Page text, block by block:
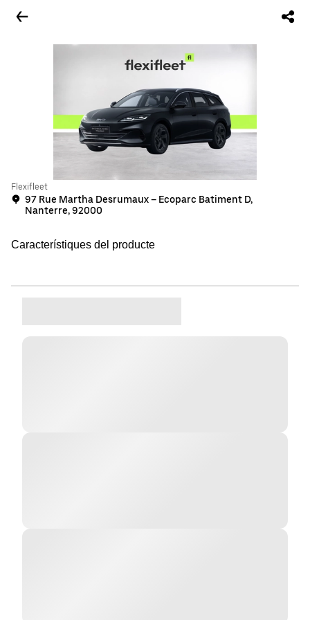
Flexifleet
97 Rue Martha Desrumaux – Ecoparc Batiment D,
Nanterre, 92000
Característiques del producte